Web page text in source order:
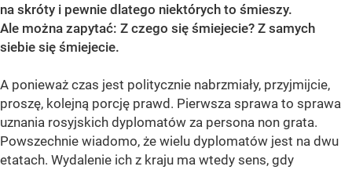
na skróty i pewnie dlatego niektórych to śmieszy.
Ale można zapytać: Z czego się śmiejecie? Z samych
siebie się śmiejecie.
A ponieważ czas jest politycznie nabrzmiały, przyjmijcie,
proszę, kolejną porcję prawd. Pierwsza sprawa to sprawa
uznania rosyjskich dyplomatów za persona non grata.
Powszechnie wiadomo, że wielu dyplomatów jest na dwu
etatach. Wydalenie ich z kraju ma wtedy sens, gdy